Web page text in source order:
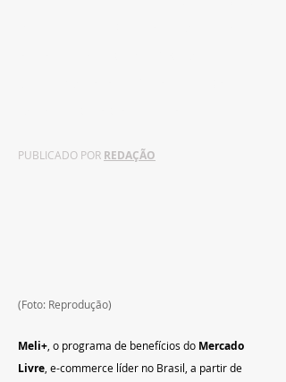
PUBLICADO POR REDAÇÃO
(Foto: Reprodução)
Meli+, o programa de benefícios do Mercado
Livre, e-commerce líder no Brasil, a partir de